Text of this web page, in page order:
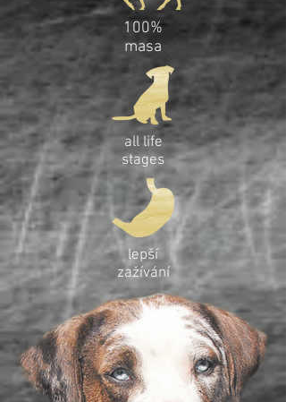
100%
masa
all life
stages
lepší
zažívání